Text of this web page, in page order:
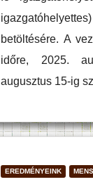
betöltésére. A
időre, 2025.
augusztus 15-ig
EREDMÉNYEINK